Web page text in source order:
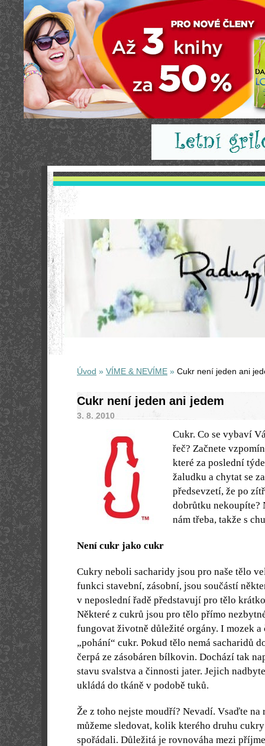
Úvod » VÍME & NEVÍME » Cukr není jeden ani
Cukr není jeden ani jedem
3. 8. 2010
Cukr. Co se vybaví
řeč? Začnete
které za poslední
žaludku a chytat se
předsevzetí, že po
dobrůtku nekoupíte?
nám třeba, takže s
Není cukr jako cukr
Cukry neboli sacharidy jsou pro naše tělo
funkci stavební, zásobní, jsou součástí
v neposlední řadě představují pro tělo
Některé z cukrů jsou pro tělo přímo
fungovat životně důležité orgány. I mozek
„pohání“ cukr. Pokud tělo nemá sacharidů
čerpá ze zásobáren bílkovin. Dochází tak
stavu svalstva a činnosti jater. Jejich
ukládá do tkáně v podobě tuků.
Že z toho nejste moudří? Nevadí. Vsaďte na
můžeme sledovat, kolik kterého druhu
spořádali. Důležitá je rovnováha mezi